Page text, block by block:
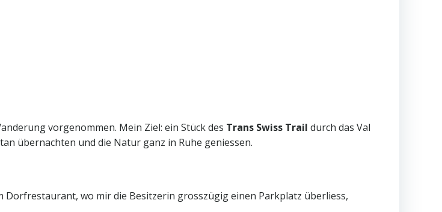
vorgenommen. Mein Ziel: ein Stück des Trans Swiss Trail durch das Val
übernachten und die Natur ganz in Ruhe geniessen.
wo mir die Besitzerin grosszügig einen Parkplatz überliess,